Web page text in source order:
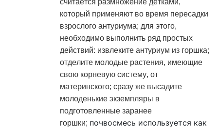
который применяют во время пересадки
взрослого антуриума; для этого,
необходимо выполнить ряд простых
действий: извлеките антуриум из горшка;
отделите молодые растения, имеющие
свою корневую систему, от
материнского; сразу же высадите
молоденькие экземпляры в
подготовленные заранее
горшки; почвосмесь используется как